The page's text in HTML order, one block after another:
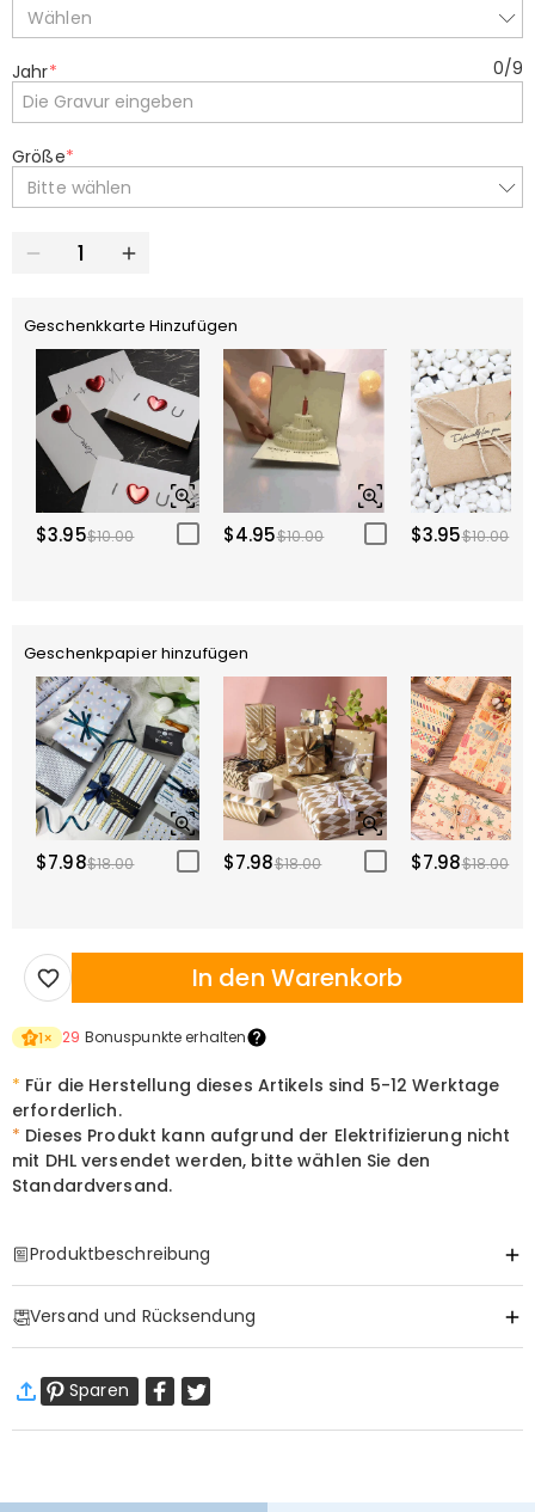
Wählen
Jahr* 0/9
Größe*
Bitte wählen
Geschenkkarte Hinzufügen
$3.95$10.00 $4.95$10.00 $3.95$10.00
Geschenkpapier hinzufügen
$7.98$18.00 $7.98$18.00 $7.98$18.00
In den Warenkorb
1× 29 Bonuspunkte erhalten
* Für die Herstellung dieses Artikels sind 5-12 Werktage
erforderlich.
* Dieses Produkt kann aufgrund der Elektrifizierung nicht
mit DHL versendet werden, bitte wählen Sie den
Standardversand.
Produktbeschreibung
Halten Sie ihr Licht für immer brennend
Einige Erinnerungen sind zu kostbar, um sich auf einen Standard-
Rahmen zu beschränken. Diese maßgefertigte Kristallkugel erfasst
die Essenz Ihrer kostbarsten Momente und verwandelt ein
Versand und Rücksendung
Standardversand
9-18
Arbeitstage
Mehr erfahren
Sparen